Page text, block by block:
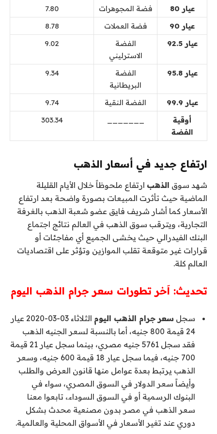
عيار 80 فضة المجوهرات
7.80
عيار 90
فضة العملات
8.78
عيار 92.5
الفضة
الاسترليني
9.02
عيار 95.8
الفضة
البريطانية
9.34
عيار 99.9 الفضة النقية
9.74
أوقية
الفضة
303.34
ارتفاع جديد في أسعار الذهب
شهد سوق الذهب ارتفاع ملحوظاً خلال الأيام القليلة
الماضية حيث تأثرت المبيعات بصورة واضحة بعد ارتفاع
الأسعار كما أشار شريف فايق عضو شعبة الذهب بالغرفة
التجارية، ويترقب سوق الذهب في العالم نتائج اجتماع
البنك الفيدرالي حيث يخشى الجميع أي مفاجئات أو
قرارات غير متوقعة تقلب الموازين وتؤثر على اقتصاديات
العالم كلة.
تحديث: اَخر تطورات سعر جرام الذهب اليوم
سجل سعر جرام الذهب اليوم
الثلاثاء 03-03-2020 عيار
24 قيمة 800 جنيه، أما بالنسبة لسعر الجنيه الذهب
فقد سجل 5761 جنيه مصري، بينما سجل عيار 21 قيمة
700 جنيه، فيما سجل عيار 18 قيمة 600 جنيه، وسعر
الذهب يرتبط بعدة عوامل منها قانون العرض والطلب
وأيضاً سعر الدولار في السوق المصري، سواء في
البنوك الرسمية أو في السوق السوداءـ، تابعوا معنا
سعر الذهب في مصر بدون مصنعية محدث بشكل
دوري عند تغير الأسعار في الأسواق المحلية والعالمية.